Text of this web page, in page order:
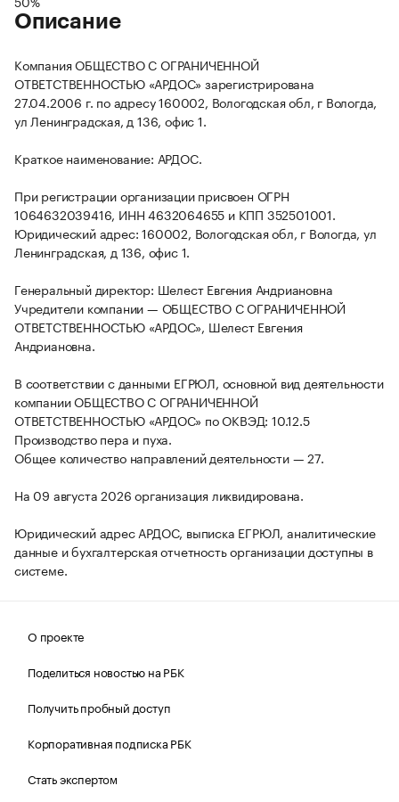
Описание
Компания ОБЩЕСТВО С ОГРАНИЧЕННОЙ
ОТВЕТСТВЕННОСТЬЮ «АРДОС» зарегистрирована
27.04.2006 г. по адресу 160002, Вологодская обл, г Вологда,
ул Ленинградская, д 136, офис 1.
Краткое наименование: АРДОС.
При регистрации организации присвоен ОГРН
1064632039416, ИНН 4632064655 и КПП 352501001.
Юридический адрес: 160002, Вологодская обл, г Вологда, ул
Ленинградская, д 136, офис 1.
Генеральный директор: Шелест Евгения Андриановна
Учредители компании — ОБЩЕСТВО С ОГРАНИЧЕННОЙ
ОТВЕТСТВЕННОСТЬЮ «АРДОС», Шелест Евгения
Андриановна.
В соответствии с данными ЕГРЮЛ, основной вид деятельности
компании ОБЩЕСТВО С ОГРАНИЧЕННОЙ
ОТВЕТСТВЕННОСТЬЮ «АРДОС» по ОКВЭД: 10.12.5
Производство пера и пуха.
Общее количество направлений деятельности — 27.
На 09 августа 2026 организация ликвидирована.
Юридический адрес АРДОС, выписка ЕГРЮЛ, аналитические
данные и бухгалтерская отчетность организации доступны в
системе.
О проекте
Поделиться новостью на РБК
Получить пробный доступ
Корпоративная подписка РБК
Стать экспертом